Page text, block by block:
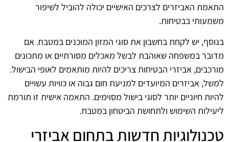
התאמת האביזרים לצרכים האישיים יכולה להוביל לשיפור
משמעותי בבטיחות.
בנוסף, יש לקחת בחשבון את סוגי המזון המוכנים במטבח. אם
מדובר במשפחה שאוהבת לבשל מאכלים מסורתיים או מתכונים
מורכבים, אביזרי הבטיחות צריכים להיות מותאמים לאופי הבישול.
למשל, אביזרים המיועדים למניעת חום גבוה או כוויות עשויים
להיות חיוניים יותר לסוגי בישול מסוימים. התאמה אישית זו תורמת
ליעילות השימוש ולתחושת הביטחון במטבח.
טכנולוגיות חדשות בתחום אביזרי